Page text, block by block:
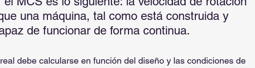
una máquina, tal como está construida y
de funcionar de forma continua.
debe calcularse en función del diseño y las condiciones de